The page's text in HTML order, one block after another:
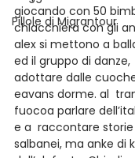
Pillole di Migrantour
giocando con 50
chiacchiera con gli
alex si mettono a
ed il gruppo di danze,
adottare dalle
eavans dorme. al
fuocoa parlare
e a  raccontare
salbanei, ma anke di